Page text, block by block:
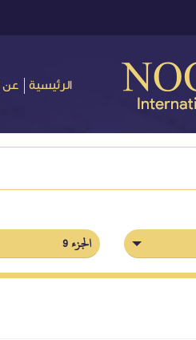
الرئيسية عن
الجزء 9